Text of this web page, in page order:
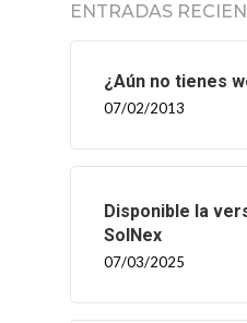
ENTRADAS
¿Aún no tienes
07/02/2013
Disponible la
SolNex
07/03/2025